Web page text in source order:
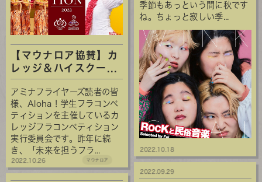
【マウナロア協賛】カ
レッジ＆ハイスクー...
アミナフライヤーズ読者の皆
様、Aloha！学生フラコンペ
ティションを主催しているカ
レッジフラコンペティション
実行委員会です。昨年に続
き、「未来を担うフラ...
2022.10.26 マウナロア
季節もあっという間に秋です
ね。ちょっと寂しい季...
2022.10.18
2022.09.29